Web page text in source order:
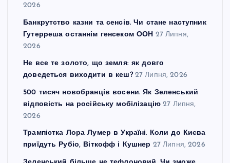
2026
Банкрутство казни та сенсів. Чи стане наступник
Гутерреша останнім генсеком ООН 27 Липня,
2026
Не все те золото, що земля: як довго
доведеться виходити в кеш? 27 Липня, 2026
500 тисяч новобранців восени. Як Зеленський
відповість на російську мобілізацію 27 Липня,
2026
Трампістка Лора Лумер в Україні. Коли до Києва
приїдуть Рубіо, Віткофф і Кушнер 27 Липня, 2026